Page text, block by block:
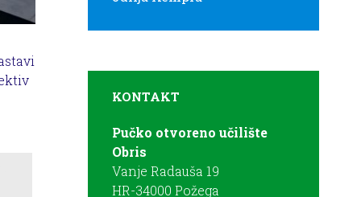
KONTAKT
Pučko otvoreno učilište
Obris
Vanje Radauša 19
HR-34000 Požega